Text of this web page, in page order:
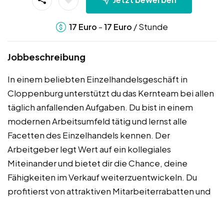
17 Euro -17 Euro / Stunde
Jobbeschreibung
In einem beliebten Einzelhandelsgeschäft in
Cloppenburg unterstützt du das Kernteam bei allen
täglich anfallenden Aufgaben. Du bist in einem
modernen Arbeitsumfeld tätig und lernst alle
Facetten des Einzelhandels kennen. Der
Arbeitgeber legt Wert auf ein kollegiales
Miteinander und bietet dir die Chance, deine
Fähigkeiten im Verkauf weiterzuentwickeln. Du
profitierst von attraktiven Mitarbeiterrabatten und